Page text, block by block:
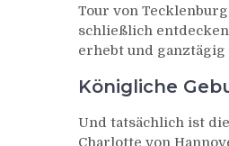
Tour von
schließlich
erhebt und
Königliche
Und tatsächlich ist
Charlotte von